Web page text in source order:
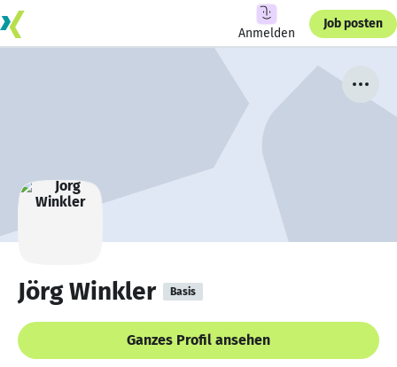
Anmelden
Job posten
Jörg Winkler Basis
Ganzes Profil ansehen